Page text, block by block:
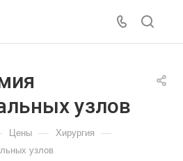
узлов
Цены — Хирургия —
узлов